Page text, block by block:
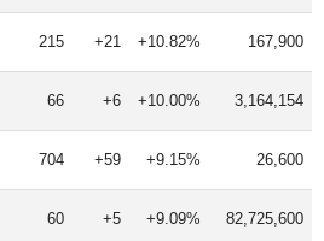
215 +21 +10.82% 167,900
66 +6 +10.00% 3,164,154
704 +59 +9.15% 26,600
60 +5 +9.09% 82,725,600